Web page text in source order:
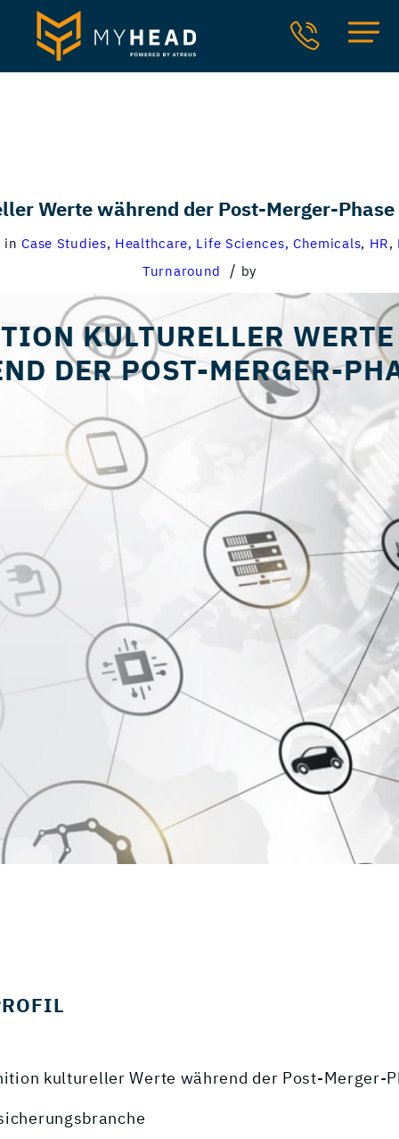
Werte während der Post-Merger-Phase
inCase Studies, Healthcare, Life Sciences, Chemicals, HR ,
Turnaround / by
KULTURELLER WERTE
DER POST-MERGER-
kultureller Werte während der Post-Merger-